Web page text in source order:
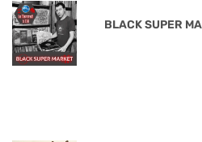
BLACK SUPER